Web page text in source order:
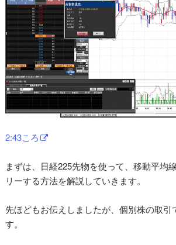
2:43ころ
まずは、日経225先物を使って、移動平均
リーする方法を解説していきます。
先ほどもお伝えしましたが、個別株の取引
す。